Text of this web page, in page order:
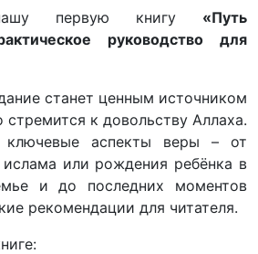
нашу первую книгу «Путь
руководство для
станет ценным источником
стремится к довольству Аллаха.
ключевые аспекты веры – от
или рождения ребёнка в
и до последних моментов
рекомендации для читателя.